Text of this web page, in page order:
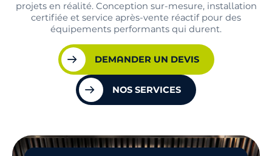
projets en réalité. Conception sur-mesure, installation
certifiée et service après-vente réactif pour des
équipements performants qui durent.
DEMANDER UN DEVIS
NOS SERVICES